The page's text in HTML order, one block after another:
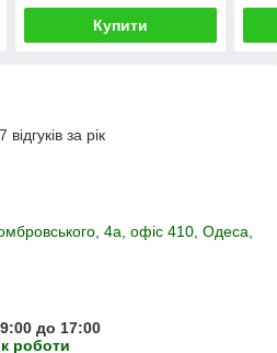
Купити
за рік
4а, офіс 410, Одеса,
до 17:00
роботи